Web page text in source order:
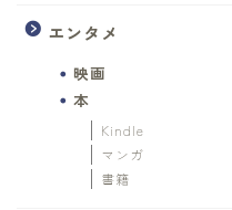
エンタメ
映画
本
Kindle
マンガ
書籍